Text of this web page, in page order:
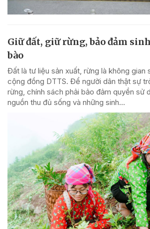
Giữ đất, giữ rừng, bảo đảm
bào
Đất là tư liệu sản xuất, rừng là không gian
cộng đồng DTTS. Để người dân thật sự
rừng, chính sách phải bảo đảm quyền sử
nguồn thu đủ sống và những sinh...